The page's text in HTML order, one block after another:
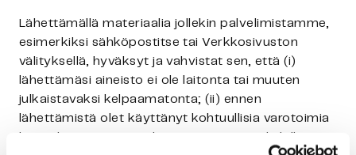
Lähettämällä materiaalia jollekin palvelimistamme,
esimerkiksi sähköpostitse tai Verkkosivuston
välityksellä, hyväksyt ja vahvistat sen, että (i)
lähettämäsi aineisto ei ole laitonta tai muuten
julkaistavaksi kelpaamatonta; (ii) ennen
lähettämistä olet käyttänyt kohtuullisia varotoimia